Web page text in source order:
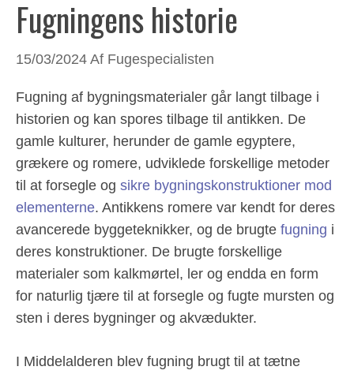
Fugningens historie
15/03/2024 Af Fugespecialisten
Fugning af bygningsmaterialer går langt tilbage i
historien og kan spores tilbage til antikken. De
gamle kulturer, herunder de gamle egyptere,
grækere og romere, udviklede forskellige metoder
til at forsegle og sikre bygningskonstruktioner mod
elementerne. Antikkens romere var kendt for deres
avancerede byggeteknikker, og de brugte fugning i
deres konstruktioner. De brugte forskellige
materialer som kalkmørtel, ler og endda en form
for naturlig tjære til at forsegle og fugte mursten og
sten i deres bygninger og akvædukter.
I Middelalderen blev fugning brugt til at tætne